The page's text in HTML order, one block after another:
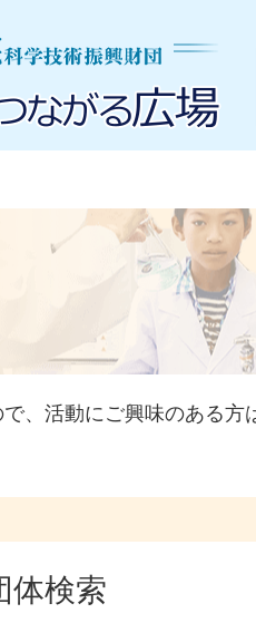
、活動にご興味のある
体検索